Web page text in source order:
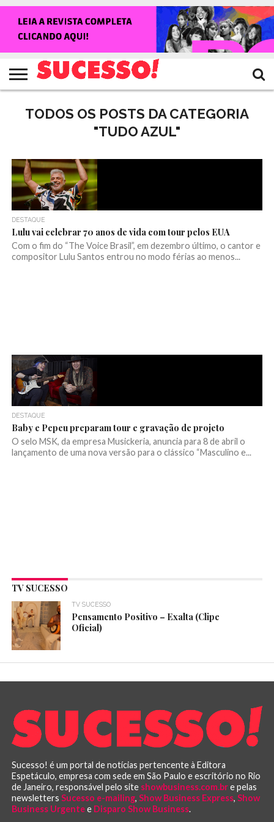
NOTÍCIAS
SHOWS
ENTREVISTAS
CLIQUES
RANKING
CROWLEY
TV
SUCESSO!
REVISTA
SUCESSO!
TODOS OS POSTS DA CATEGORIA
"TUDO AZUL"
DESTAQUE
Lulu vai celebrar 70 anos de vida com tour pelos EUA
Com o fim do “The Voice Brasil”, em dezembro último, o cantor e
compositor Lulu Santos entrou no modo férias ao menos...
DESTAQUE
Baby e Pepeu preparam tour e gravação de projeto
O selo MSK, da empresa Musickeria, anuncia para 8 de abril o
lançamento de uma nova versão para o clássico “Masculino e...
TV SUCESSO
TV SUCESSO
Pensamento Positivo – Exalta (Clipe
Oficial)
Sucesso! é um portal de notícias pertencente à Editora
Espetáculo, empresa com sede em São Paulo e escritório no Rio
de Janeiro, responsável pelo site showbusiness.com.bre pelas
newsletters Sucesso e-mailing, Show Business Express, Show
Business Urgentee Disparo Show Business.